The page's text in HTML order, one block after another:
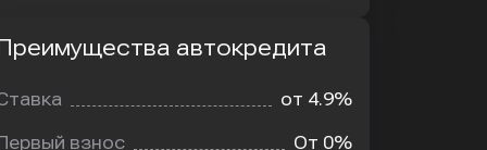
автокредита
от 4.9%
взнос От 0%